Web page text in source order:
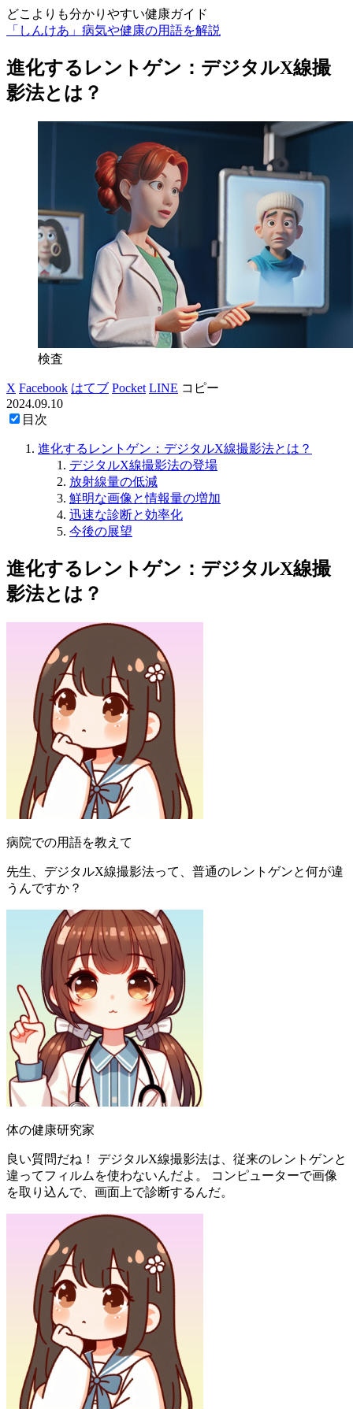
どこよりも分かりやすい健康ガイド
「しんけあ」病気や健康の用語を解説
進化するレントゲン：デジタルX線撮
影法とは？
検査
X Facebook はてブ Pocket LINE コピー
2024.09.10
目次
進化するレントゲン：デジタルX線撮影法とは？
デジタルX線撮影法の登場
放射線量の低減
鮮明な画像と情報量の増加
迅速な診断と効率化
今後の展望
進化するレントゲン：デジタルX線撮
影法とは？
病院での用語を教えて
先生、デジタルX線撮影法って、普通のレントゲンと何が違
うんですか？
体の健康研究家
良い質問だね！ デジタルX線撮影法は、従来のレントゲンと
違ってフィルムを使わないんだよ。 コンピューターで画像
を取り込んで、画面上で診断するんだ。